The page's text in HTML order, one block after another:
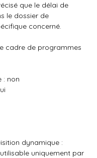
que le délai de
le dossier de
concerné.
cadre de programmes
: non
dynamique :
uniquement par